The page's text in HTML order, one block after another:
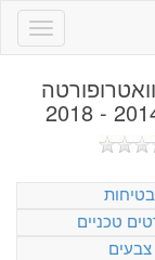
בטיחות
טכניים
צבעים